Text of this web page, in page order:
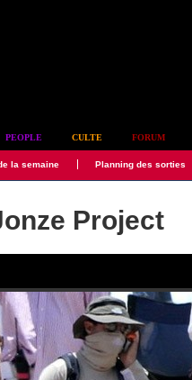
PEOPLE CULTE FORUM
la semaine Planning des sorties
Project